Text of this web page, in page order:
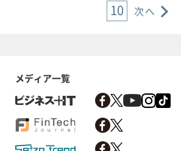
10
次へ
メディア一覧